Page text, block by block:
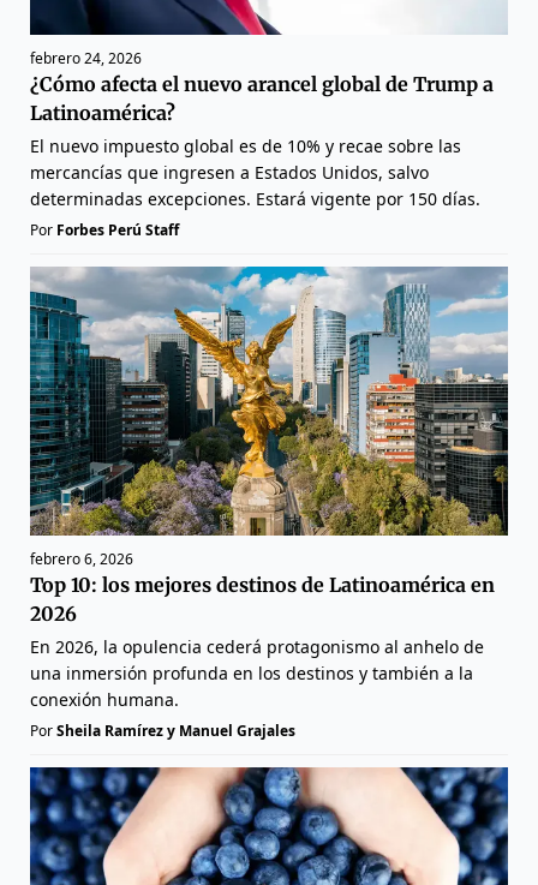
febrero 24, 2026
¿Cómo afecta el nuevo arancel global de Trump a
Latinoamérica?
El nuevo impuesto global es de 10% y recae sobre las
mercancías que ingresen a Estados Unidos, salvo
determinadas excepciones. Estará vigente por 150 días.
Por Forbes Perú Staff
febrero 6, 2026
Top 10: los mejores destinos de Latinoamérica en
2026
En 2026, la opulencia cederá protagonismo al anhelo de
una inmersión profunda en los destinos y también a la
conexión humana.
PorSheila Ramírez y Manuel Grajales